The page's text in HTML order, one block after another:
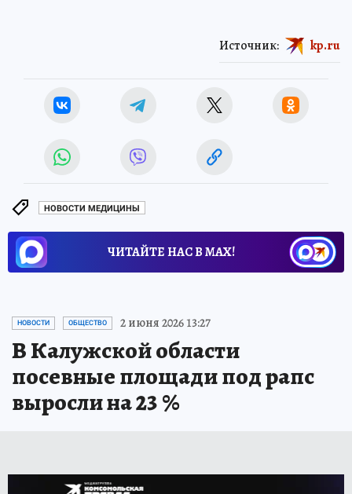
Источник: kp.ru
НОВОСТИ МЕДИЦИНЫ
ЧИТАЙТЕ НАС В МАХ!
НОВОСТИ ОБЩЕСТВО 2 июня 2026 13:27
В Калужской области
посевные площади под рапс
выросли на 23 %